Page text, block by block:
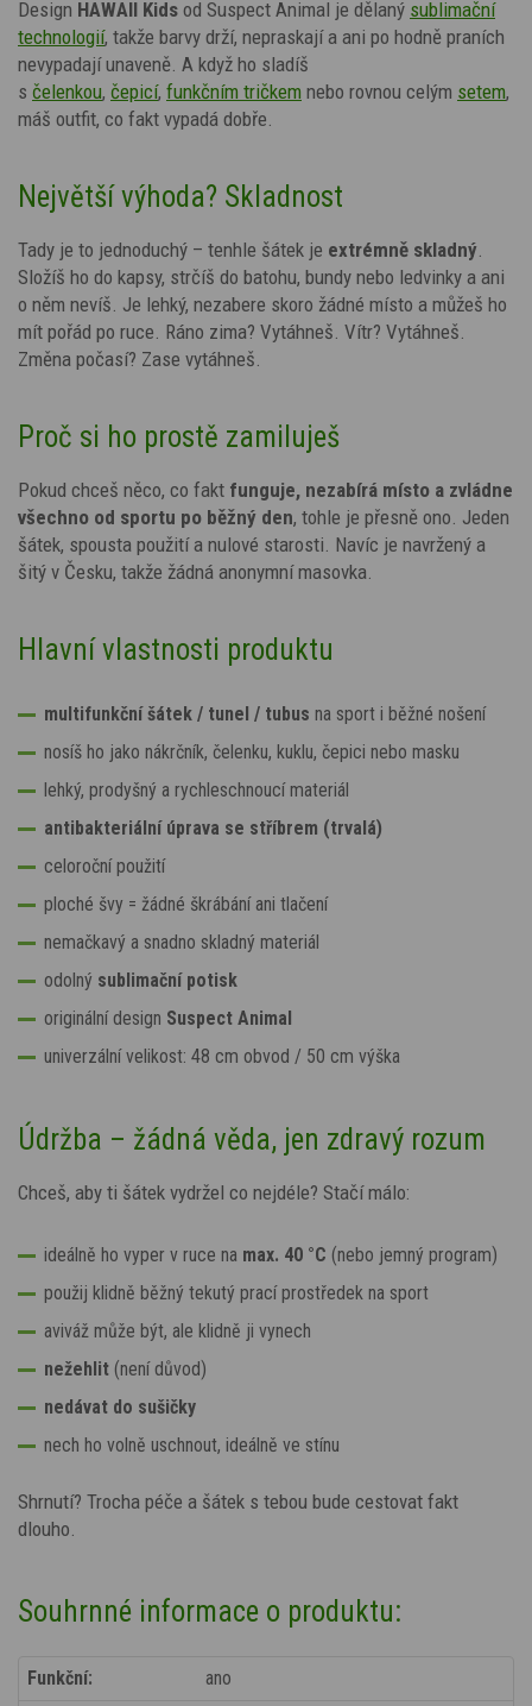
Design HAWAII Kids od Suspect Animal je dělaný sublimační
technologií, takže barvy drží, nepraskají a ani po hodně praních
nevypadají unaveně. A když ho sladíš
s čelenkou, čepicí, funkčním tričkem nebo rovnou celým setem,
máš outfit, co fakt vypadá dobře.
Největší výhoda? Skladnost
Tady je to jednoduchý – tenhle šátek je extrémně skladný
Složíš ho do kapsy, strčíš do batohu, bundy nebo ledvinky a ani
o něm nevíš. Je lehký, nezabere skoro žádné místo a můžeš ho
mít pořád po ruce. Ráno zima? Vytáhneš. Vítr? Vytáhneš.
Změna počasí? Zase vytáhneš.
Proč si ho prostě zamiluješ
Pokud chceš něco, co fakt funguje, nezabírá místo a zvládne
všechno od sportu po běžný den, tohle je přesně ono. Jeden
šátek, spousta použití a nulové starosti. Navíc je navržený a
šitý v Česku, takže žádná anonymní masovka.
Hlavní vlastnosti produktu
multifunkční šátek / tunel / tubus na sport i běžné nošení
nosíš ho jako nákrčník, čelenku, kuklu, čepici nebo masku
lehký, prodyšný a rychleschnoucí materiál
antibakteriální úprava se stříbrem (trvalá)
celoroční použití
ploché švy = žádné škrábání ani tlačení
nemačkavý a snadno skladný materiál
odolný sublimační potisk
originální design Suspect Animal
univerzální velikost: 48 cm obvod / 50 cm výška
Údržba – žádná věda, jen zdravý rozum
Chceš, aby ti šátek vydržel co nejdéle? Stačí málo:
ideálně ho vyper v ruce na max. 40 °C (nebo jemný program)
použij klidně běžný tekutý prací prostředek na sport
aviváž může být, ale klidně ji vynech
nežehlit (není důvod)
nedávat do sušičky
nech ho volně uschnout, ideálně ve stínu
Shrnutí? Trocha péče a šátek s tebou bude cestovat fakt
dlouho.
Souhrnné informace o produktu:
Funkční:
ano